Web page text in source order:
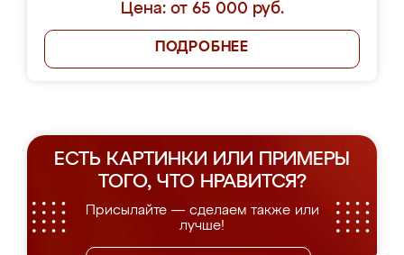
Цена: от 65 000 руб.
ПОДРОБНЕЕ
ЕСТЬ КАРТИНКИ ИЛИ ПРИМЕРЫ
ТОГО, ЧТО НРАВИТСЯ?
Присылайте — сделаем также или
лучше!